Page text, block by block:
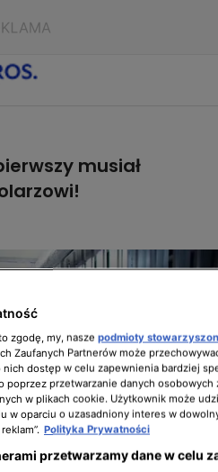
musiał
zgodę, my, nasze podmioty
Zaufanych Partnerów może
dostęp w celu zapewnienia bardziej
poprzez przetwarzanie danych osobowych
w plikach cookie. Użytkownik może
w oparciu o uzasadniony interes w
Polityka Prywatności
przetwarzamy dane w celu